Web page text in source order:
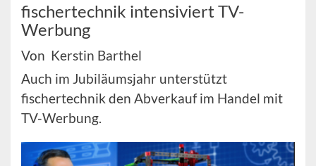
fischertechnik intensiviert TV-
Werbung
Von Kerstin Barthel
Auch im Jubiläumsjahr unterstützt
fischertechnik den Abverkauf im Handel mit
TV-Werbung.